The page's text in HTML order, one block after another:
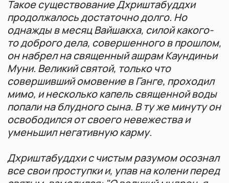
Начинать пост с восходом солнца в
день экадаши, завершать на рассвете
двадаши
Полное воздержание от пищи и воды
(нирджала) — наивысший уровень
соблюдения
Допустимы облегченные варианты:
только вода, или вода с молочными
продуктами и фруктами
Накануне поста употреблять только
саттвическую (чистую) пищу перед
закатом
Посвятить день чтению священных
писаний, повторению мантр и молитв
Раннее пробуждение, ритуальное
Воздерживаться от обыденных забот,
сосредоточиться на духовной
практике
Бодрствовать всю ночь в молитвах и